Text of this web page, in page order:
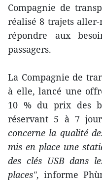
Compagnie de
réalisé 8 trajets
répondre aux
passagers.
La Compagnie de
à elle, lancé une
10 % du prix des
réservant 5 à 7
concerne la qualité
mis en place une
des clés USB dans
places", informe